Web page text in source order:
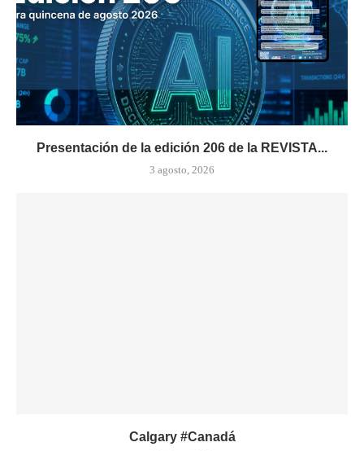
Presentación de la edición 206 de la REVISTA...
3 agosto, 2026
Calgary #Canadá